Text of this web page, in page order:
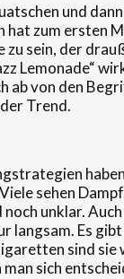
und
hat zum ersten
sein, der
Lemonade“
ab von den
Trend.
sehen
unklar.
Es gibt
sind sie
sich